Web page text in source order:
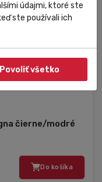
čierne/modré
Do košíka
údajmi, ktoré ste
ste používali ich
Povoliť všetko